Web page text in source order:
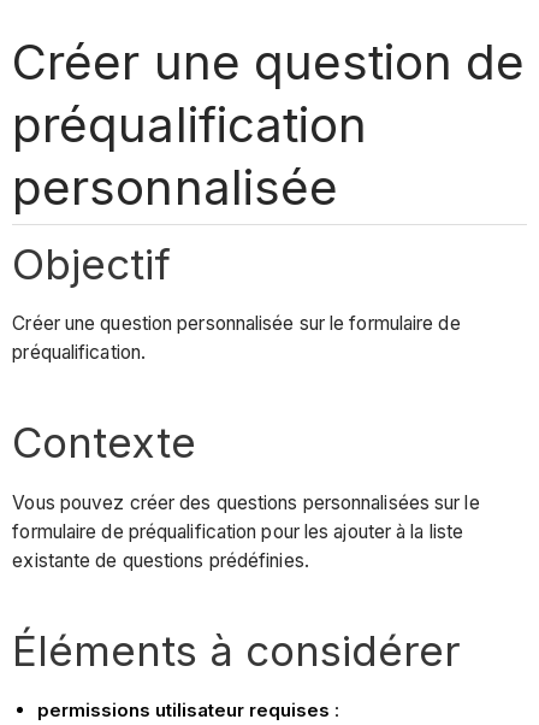
Créer une question de
préqualification
personnalisée
Objectif
Créer une question personnalisée sur le formulaire de
préqualification.
Contexte
Vous pouvez créer des questions personnalisées sur le
formulaire de préqualification pour les ajouter à la liste
existante de questions prédéfinies.
Éléments à considérer
permissions utilisateur requises :